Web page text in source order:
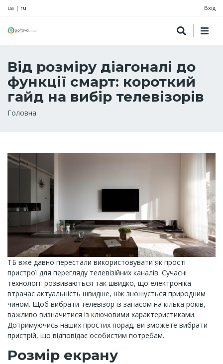
ua | ru Вхід
Від розміру діагоналі до
функції смарт: короткий
гайд на вибір телевізорів
Рядок
Головна
ТБ вже давно перестали використовувати як прості
пристрої для перегляду телевізійних каналів. Сучасні
технології розвиваються так швидко, що електроніка
втрачає актуальність швидше, ніж зношується природним
чином. Щоб вибрати телевізор із запасом на кілька років,
важливо визначитися із ключовими характеристиками.
Дотримуючись наших простих порад, ви зможете вибрати
пристрій, що відповідає особистим потребам.
Розмір екрану